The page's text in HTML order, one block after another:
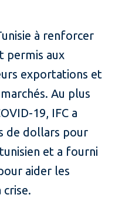
à renforcer
permis aux
exportations et
Au plus
19, IFC a
de dollars pour
et a fourni
aider les